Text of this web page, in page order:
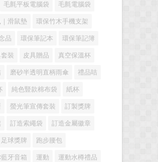
毛氈平板電腦袋 毛氈電腦袋
滑鼠墊 環保竹木手機支架
品 環保筆記本 環保筆記簿
裝 皮具贈品 真空保溫杯
磨砂半透明直柄雨傘 禮品咭
純色豎款棉布袋 紙杯
螢光筆宣傳套裝 訂製獎牌
訂造索繩袋 訂造金屬徽章
足球獎牌 跑步腰包
牙音箱 運動 運動水樽禮品